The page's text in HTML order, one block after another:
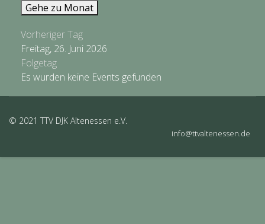
Gehe zu Monat
Vorheriger Tag
Freitag, 26. Juni 2026
Folgetag
Es wurden keine Events gefunden
© 2021 TTV DJK Altenessen e.V.
info@ttvaltenessen.de